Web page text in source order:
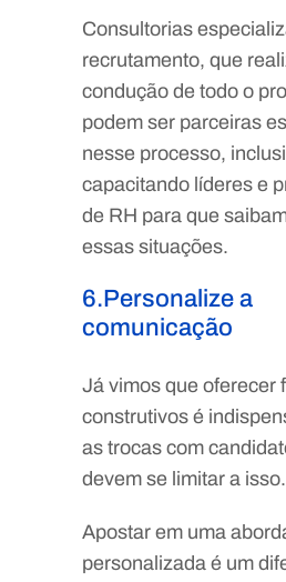
Consultorias
recrutamento, que
condução de todo o
podem ser parceiras
nesse processo,
capacitando líderes e
de RH para que
essas situações.
6.Personalize a
comunicação
Já vimos que oferecer
construtivos é
as trocas com
devem se limitar a isso.
Apostar em uma
personalizada é um